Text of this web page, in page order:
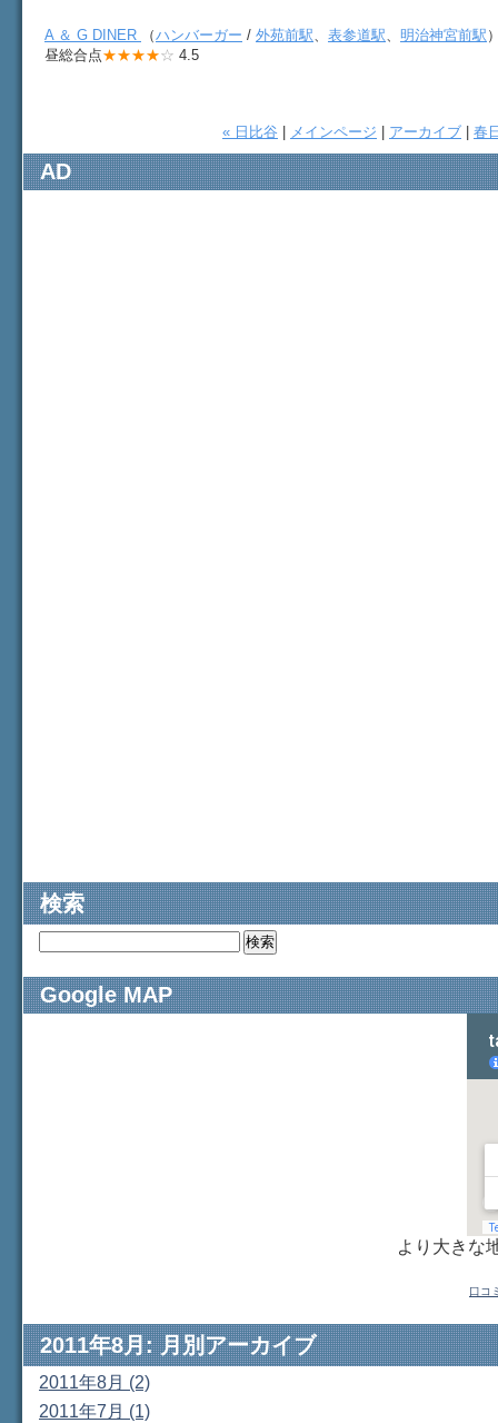
A ＆ G DINER （ハンバーガー / 外苑前駅 表参道駅 明治神宮前駅
昼総合点★★★★☆ 4.5
« 日比谷 メインページ アーカイブ 春
AD
検索
Google MAP
より大きな
口コ
2011年8月: 月別アーカイブ
2011年8月 (2)
2011年7月 (1)